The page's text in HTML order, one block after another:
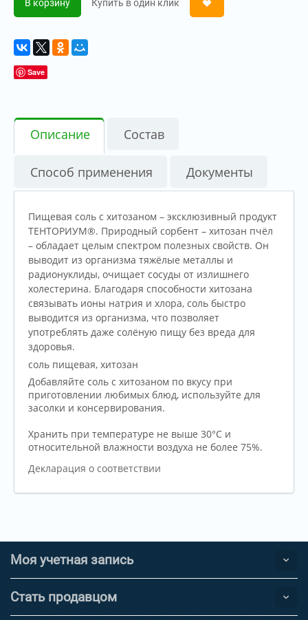
В корзину Купить в один клик
Save
Описание Состав
Способ применения Документы
Пищевая соль с хитозаном – эксклюзивный продукт
ТЕНТОРИУМ®. Природный сорбент – хитозан пчёл
– обладает целым спектром полезных свойств. Он
выводит из организма тяжёлые металлы и
радионуклиды, очищает сосуды от излишнего
холестерина. Благодаря способности хитозана
связывать ионы натрия и хлора, соль быстро
выводится из организма, что позволяет
употреблять даже солёную пищу без вреда для
здоровья.
соль пищевая, хитозан
Добавляйте соль с хитозаном по вкусу при
приготовлении любимых блюд, используйте для
засолки и консервирования.
Хранить при температуре не выше 30°С и
относительной влажности воздуха не более 75%.
Декларация о соответствии
Моя учетная запись
Стать продавцом